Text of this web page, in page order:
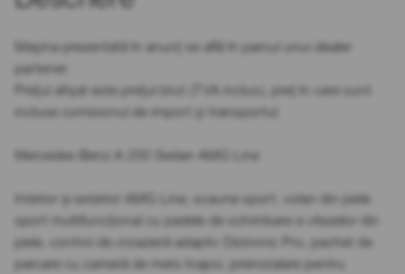
Mașina prezentată în anunț se află în parcul unui dealer
partener.
Prețul afișat este prețul brut (TVA inclus), preț în care sunt
incluse comisionul de import și transportul.
Mercedes-Benz A 200 Sedan AMG Line
Interior și exterior AMG Line, scaune sport, volan din piele
sport multifuncțional cu padele de schimbare a vitezelor din
piele, control de croazieră adaptiv Distronic Pro, pachet de
parcare cu cameră de mers înapoi, preinstalare pentru